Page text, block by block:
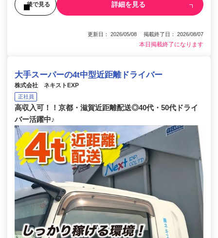
後で見る 詳細を見る
更新日： 2026/05/08 掲載終了日： 2026/08/07
本日掲載終了になります
大手スーパーの4t中型近距離ドライバー
株式会社 ネキストEXP
正社員
高収入可！！京都・滋賀近距離配送◎40代・50代ドライ
バー活躍中♪